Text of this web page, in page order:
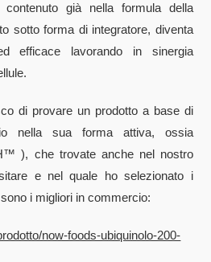
già nella formula della
sotto forma di integratore, diventa
efficace lavorando in sinergia
di provare un prodotto a base di
nella sua forma attiva, ossia
), che trovate anche nel nostro
e nel quale ho selezionato i
i migliori in commercio:
now-foods-ubiquinolo-200-